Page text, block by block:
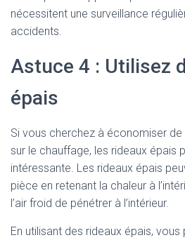
nécessitent une surveillance
accidents.
Astuce 4 : Utilisez
épais
Si vous cherchez à économiser de
sur le chauffage, les rideaux épais
intéressante. Les rideaux épais
pièce en retenant la chaleur à
l’air froid de pénétrer à l’intérieur.
En utilisant des rideaux épais,